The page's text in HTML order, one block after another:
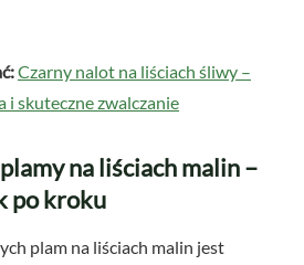
Czarny nalot na liściach śliwy –
i skuteczne zwalczanie
na liściach malin –
po kroku
plam na liściach malin jest